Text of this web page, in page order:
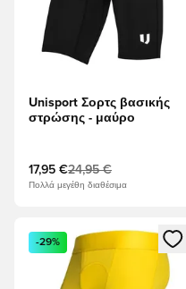
Unisport Σορτς βασικής
στρώσης - μαύρο
17,95 €24,95 €
Πολλά μεγέθη διαθέσιμα
Ανοίγει ένα Modal για να
-29%